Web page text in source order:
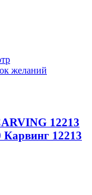
желаний
12213
Карвинг 12213